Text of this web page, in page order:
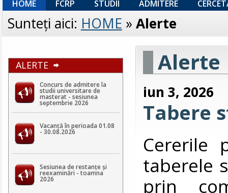
HOME FCRP STUDII ADMITERE
Sunteţi aici: HOME » Alerte
ALERTE
Concurs de admitere la
studii universitare de
masterat - sesiunea
septembrie 2026
Vacanță în perioada 01.08
- 30.08.2026
Sesiunea de restanțe și
reexaminări - toamna
2026
Alerte
iun 3, 2026
Tabere
Cererile
taberele
prin